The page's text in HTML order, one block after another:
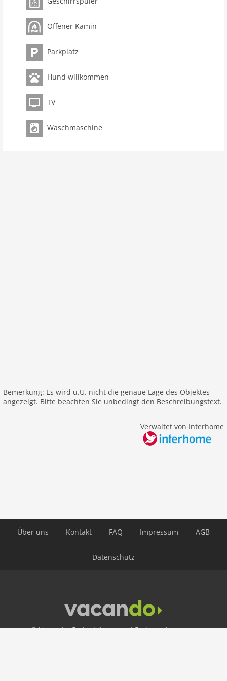
Zimmer 6
Schlafzimmer 5
Toiletten 3
Badezimmer 3
Ausstattung Küche
Spülmaschine
Backofen/Herd
Gefrierschrank
Innenbereich
alleinstehend
Freizeit / Sport
Kinderfreundlicher Familienurlaub
Berge und Seen
Offener Kamin
Parkplatz
Hund willkommen
TV
Waschmaschine
Bemerkung: Es wird u.U. nicht die genaue Lage des Objektes
angezeigt. Bitte beachten Sie unbedingt den Beschreibungstext.
Verwaltet von Interhome
Über uns Kontakt FAQ Impressum AGB
Datenschutz
© Vacando: Ferienhäuser und Ferienwohnungen